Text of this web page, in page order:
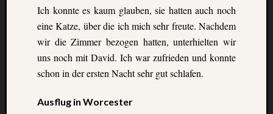
Ich konnte es kaum glauben, sie hatten auch noch
eine Katze, über die ich mich sehr freute. Nachdem
wir die Zimmer bezogen hatten, unterhielten wir
uns noch mit David. Ich war zufrieden und konnte
schon in der ersten Nacht sehr gut schlafen.
Ausflug in Worcester